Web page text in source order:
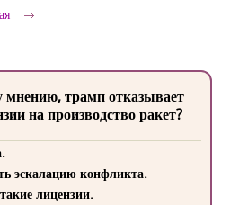
трамп отказывает
на производство ракет?
эскалацию конфликта.
лицензии.